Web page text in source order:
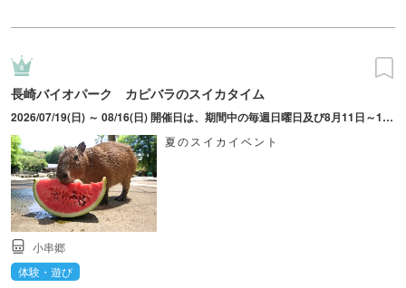
長崎バイオパーク カピバラのスイカタイム
2026/07/19(日) ～ 08/16(日) 開催日は、期間中の毎週日曜日及び8月11日～16日(お盆)
夏のスイカイベント
小串郷
体験・遊び